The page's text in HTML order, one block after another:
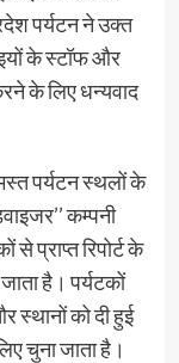
पर्यटन ने उक्त
के स्टॉफ और
के लिए धन्यवाद
पर्यटन स्थलों के
कम्पनी
से प्राप्त रिपोर्ट के
है। पर्यटकों
स्थानों को दी हुई
चुना जाता है।